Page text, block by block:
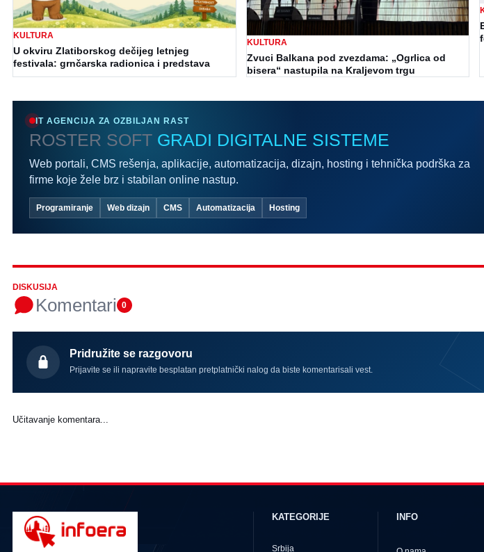
KULTURA
U okviru Zlatiborskog dečijeg letnjeg
festivala: grnčarska radionica i predstava
KULTURA
Zvuci Balkana pod zvezdama: „Ogrlica od
bisera“ nastupila na Kraljevom trgu
IT AGENCIJA ZA OZBILJAN RAST
ROSTER SOFT GRADI DIGITALNE SISTEME
Web portali, CMS rešenja, aplikacije, automatizacija, dizajn, hosting i tehnička podrška za
firme koje žele brz i stabilan online nastup.
Programiranje Web dizajn CMS Automatizacija Hosting
DISKUSIJA
Komentari 0
Pridružite se razgovoru
Prijavite se ili napravite besplatan pretplatnički nalog da biste komentarisali vest.
Učitavanje komentara...
KATEGORIJE
Srbija
INFO